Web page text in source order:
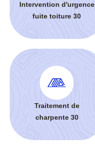
Intervention d'urgence
fuite toiture 30
Traitement de
charpente 30